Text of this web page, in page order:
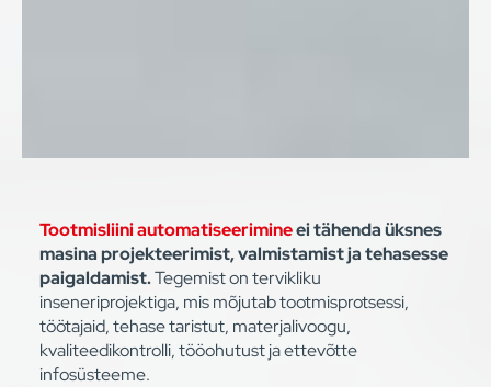
Tootmisliini automatiseerimineei tähenda üksnes
masina projekteerimist, valmistamist ja tehasesse
paigaldamist.Tegemist on tervikliku
inseneriprojektiga, mis mõjutab tootmisprotsessi,
töötajaid, tehase taristut, materjalivoogu,
kvaliteedikontrolli, tööohutust ja ettevõtte
infosüsteeme.